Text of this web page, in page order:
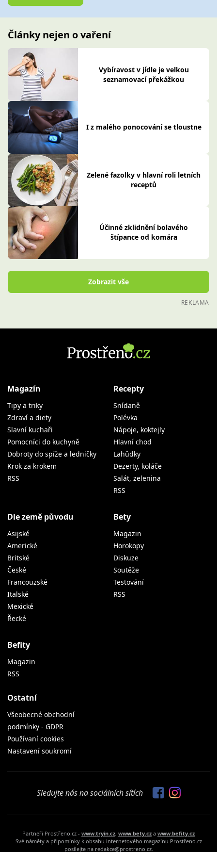
Články nejen o vaření
Vybíravost v jídle je velkou
seznamovací překážkou
I z malého ponocování se tloustne
Zelené fazolky v hlavní roli letních
receptů
Účinné zklidnění bolavého
štípance od komára
Zobrazit vše
REKLAMA
Magazín
Tipy a triky
Zdraví a diety
Slavní kuchaři
Pomocníci do kuchyně
Dobroty do spíže a ledničky
Krok za krokem
RSS
Recepty
Snídaně
Polévka
Nápoje, koktejly
Hlavní chod
Lahůdky
Dezerty, koláče
Salát, zelenina
RSS
Dle země původu
Asijské
Americké
Britské
České
Francouzské
Italské
Mexické
Řecké
Bety
Magazin
Horokopy
Diskuze
Soutěže
Testování
RSS
Befity
Magazin
RSS
Ostatní
Všeobecné obchodní
podmínky - GDPR
Používaní cookies
Nastavení soukromí
Sledujte nás na sociálních sítích
Partneři Prostřeno.cz - www.tryin.cz, www.bety.cz a www.befity.cz
Své náměty a připomínky k obsahu internetového magazínu Prostřeno.cz
posílejte na redakce@prostreno.cz.